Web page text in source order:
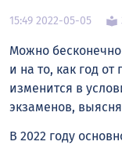
15:49 2022-05-05
Можно
и на то, как год от
изменится в
экзаменов,
В 2022 году